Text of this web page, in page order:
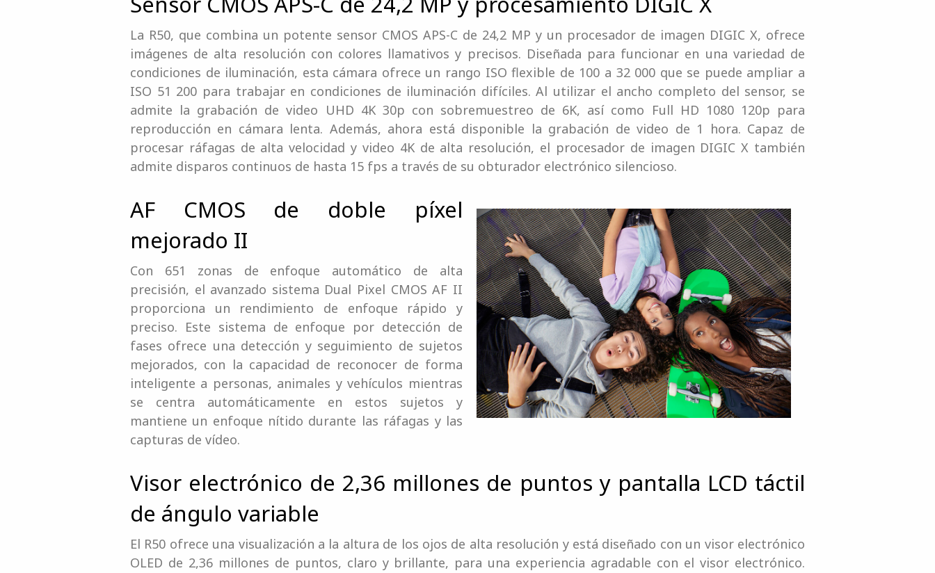
La R50, que combina un potente sensor CMOS APS-C de 24,2 MP y un procesador de imagen DIGIC X, ofrece
imágenes de alta resolución con colores llamativos y precisos. Diseñada para funcionar en una variedad de
condiciones de iluminación, esta cámara ofrece un rango ISO flexible de 100 a 32 000 que se puede ampliar a
ISO 51 200 para trabajar en condiciones de iluminación difíciles. Al utilizar el ancho completo del sensor, se
admite la grabación de video UHD 4K 30p con sobremuestreo de 6K, así como Full HD 1080 120p para
reproducción en cámara lenta. Además, ahora está disponible la grabación de video de 1 hora. Capaz de
procesar ráfagas de alta velocidad y video 4K de alta resolución, el procesador de imagen DIGIC X también
admite disparos continuos de hasta 15 fps a través de su obturador electrónico silencioso.
AF CMOS de doble píxel
mejorado II
Con 651 zonas de enfoque automático de alta
precisión, el avanzado sistema Dual Pixel CMOS AF II
proporciona un rendimiento de enfoque rápido y
preciso. Este sistema de enfoque por detección de
fases ofrece una detección y seguimiento de sujetos
mejorados, con la capacidad de reconocer de forma
inteligente a personas, animales y vehículos mientras
se centra automáticamente en estos sujetos y
mantiene un enfoque nítido durante las ráfagas y las
capturas de vídeo.
Visor electrónico de 2,36 millones de puntos y pantalla LCD táctil
de ángulo variable
El R50 ofrece una visualización a la altura de los ojos de alta resolución y está diseñado con un visor electrónico
OLED de 2,36 millones de puntos, claro y brillante, para una experiencia agradable con el visor electrónico.